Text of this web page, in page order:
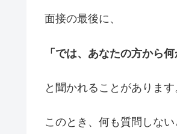
面接の最後に、
「では、あなたの方から
と聞かれることがあります
このとき、何も質問しな